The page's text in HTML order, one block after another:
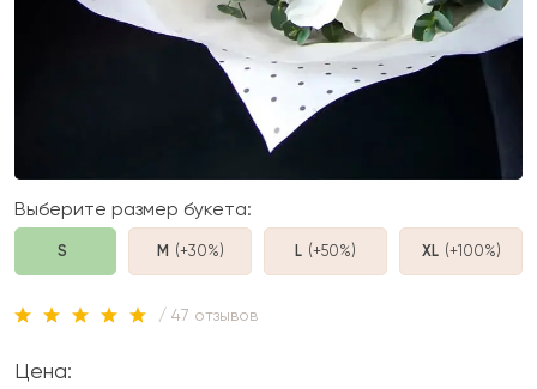
Выберите размер букета:
S M (+30%) L (+50%) XL (+100%)
/ 47 отзывов
Цена: